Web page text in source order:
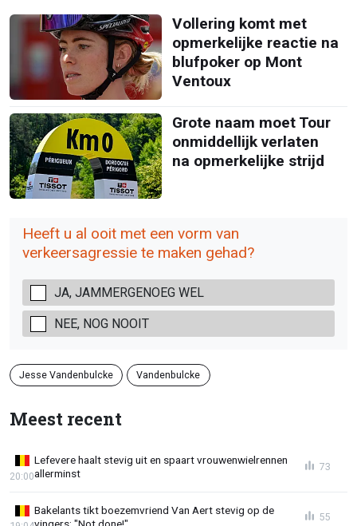
Vollering komt met
opmerkelijke reactie na
blufpoker op Mont
Ventoux
Grote naam moet Tour
onmiddellijk verlaten
na opmerkelijke strijd
Heeft u al ooit met een vorm van
verkeersagressie te maken gehad?
JA, JAMMERGENOEG WEL
NEE, NOG NOOIT
Jesse Vandenbulcke Vandenbulcke
Meest recent
Lefevere haalt stevig uit en spaart vrouwenwielrennen
allerminst
20:00
73
Bakelants tikt boezemvriend Van Aert stevig op de
vingers: "Not done!"
55